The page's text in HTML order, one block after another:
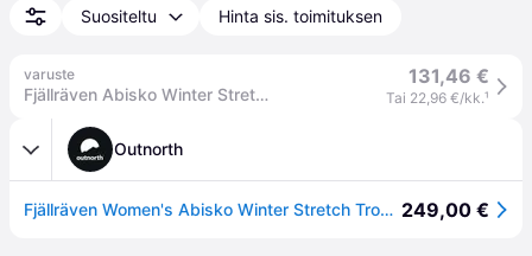
Suositeltu Hinta sis. toimituksen
varuste
Fjällräven Abisko Winter Stretch Trousers Womens
131,46 €
Tai 22,96 €/kk.¹
Outnorth
Fjällräven Women's Abisko Winter Stretch Trousers Black - 46 Long 249,00 €